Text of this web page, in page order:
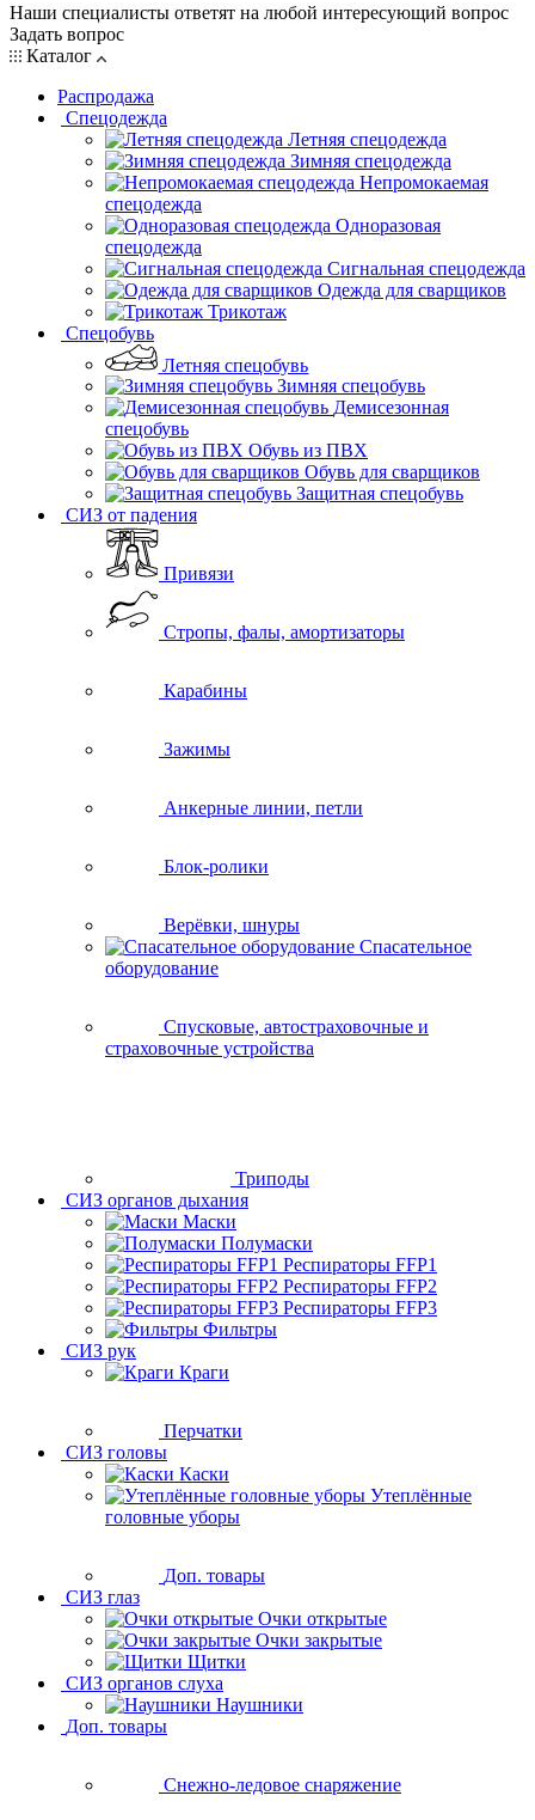
Наши специалисты ответят на любой интересующий вопрос
Задать вопрос
Каталог
Распродажа
Спецодежда
Летняя спецодежда
Зимняя спецодежда
Непромокаемая
спецодежда
Одноразовая
спецодежда
Сигнальная спецодежда
Одежда для сварщиков
Трикотаж
Спецобувь
Летняя спецобувь
Зимняя спецобувь
Демисезонная
спецобувь
Обувь из ПВХ
Обувь для сварщиков
Защитная спецобувь
СИЗ от падения
Привязи
Стропы, фалы, амортизаторы
Карабины
Зажимы
Анкерные линии, петли
Блок-ролики
Верёвки, шнуры
Спасательное
оборудование
Спусковые, автостраховочные и
страховочные устройства
Триподы
СИЗ органов дыхания
Маски
Полумаски
Респираторы FFP1
Респираторы FFP2
Респираторы FFP3
Фильтры
СИЗ рук
Краги
Перчатки
СИЗ головы
Каски
Утеплённые
головные уборы
Доп. товары
СИЗ глаз
Очки открытые
Очки закрытые
Щитки
СИЗ органов слуха
Наушники
Доп. товары
Снежно-ледовое снаряжение